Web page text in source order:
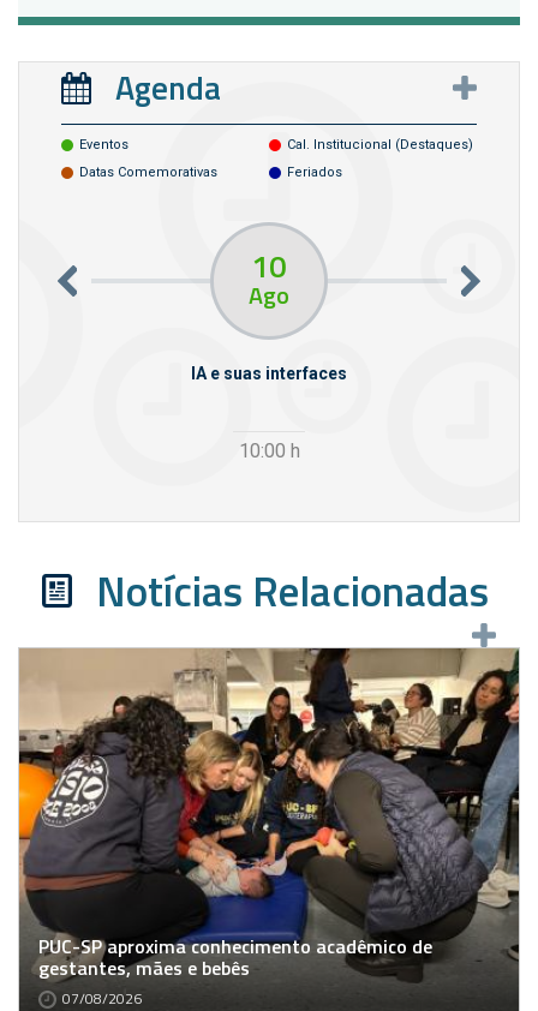
Agenda
Eventos
Cal. Institucional (destaques)
Datas Comemorativas
Feriados
10
Ago
IA e suas interfaces
10:00 h
Notícias Relacionadas
PUC-SP aproxima conhecimento acadêmico de
gestantes, mães e bebês
07/08/2026